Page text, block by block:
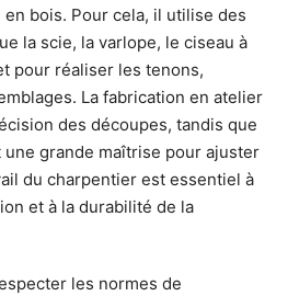
bois. Pour cela, il utilise des
la scie, la varlope, le ciseau à
pour réaliser les tenons,
La fabrication en atelier
des découpes, tandis que
grande maîtrise pour ajuster
du charpentier est essentiel à
et à la durabilité de la
les normes de